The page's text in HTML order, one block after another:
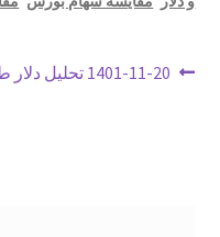
تقویم اقتصادی
راهبری
نوشتهٔ
1401-11-20 تحلیل دلار طلا